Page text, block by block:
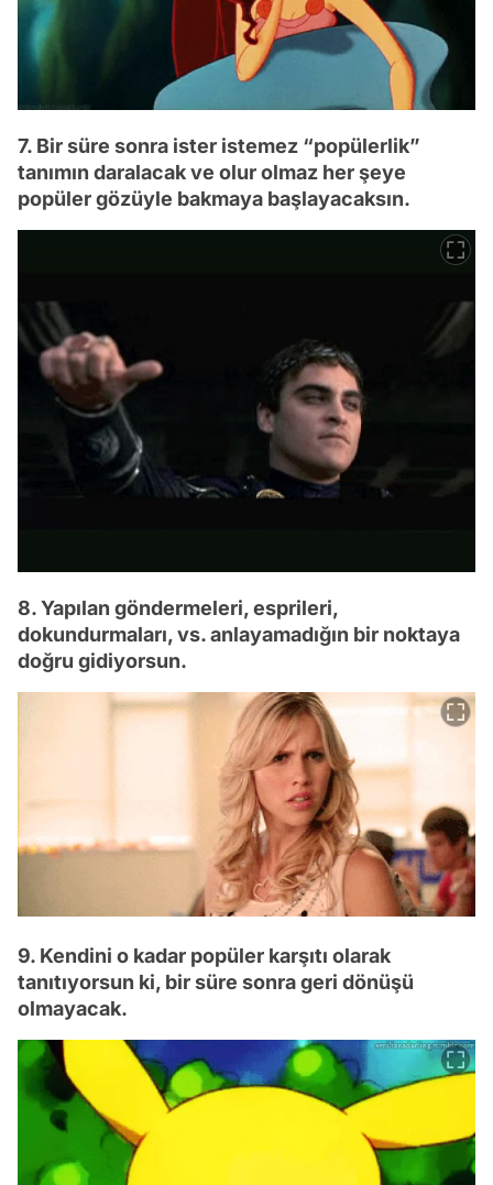
7. Bir süre sonra ister istemez “popülerlik”
tanımın daralacak ve olur olmaz her şeye
popüler gözüyle bakmaya başlayacaksın.
8. Yapılan göndermeleri, esprileri,
dokundurmaları, vs. anlayamadığın bir noktaya
doğru gidiyorsun.
9. Kendini o kadar popüler karşıtı olarak
tanıtıyorsun ki, bir süre sonra geri dönüşü
olmayacak.